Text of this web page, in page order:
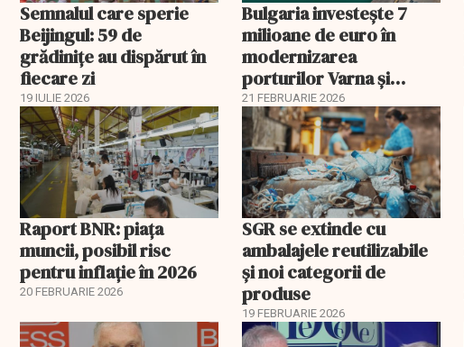
Semnalul care sperie
Beijingul: 59 de
grădinițe au dispărut în
fiecare zi
19 IULIE 2026
Bulgaria investește 7
milioane de euro în
modernizarea
porturilor Varna și
Burgas
21 FEBRUARIE 2026
Raport BNR: piața
muncii, posibil risc
pentru inflație în 2026
20 FEBRUARIE 2026
SGR se extinde cu
ambalajele reutilizabile
și noi categorii de
produse
19 FEBRUARIE 2026
EXCLUSIV EXCLUSIV